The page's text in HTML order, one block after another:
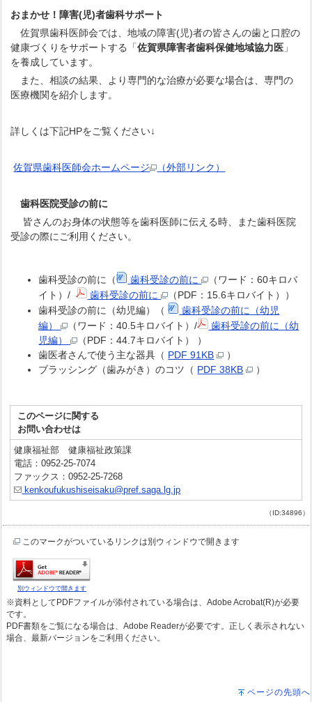
おまかせ！障害(児)者歯科サポート
佐賀県歯科医師会では、地域の障害(児)者の皆さんの歯と口腔の
健康づくりをサポートする「佐賀県障害者歯科保健地域協力医 」
を養成しています。
また、相談の結果、より専門的な治療が必要な場合は、専門の
医療機関を紹介します。
詳しくは下記HPをご覧ください↓
佐賀県歯科医師会ホームページ （外部リンク）
歯科医院受診の前に
皆さんのお身体の状態等を歯科医師に伝える時、また歯科医院
受診の際にご利用ください。
歯科受診の前に（ 歯科受診の前に
（ワード：60キロバ
イト）/
歯科受診の前に
（PDF：15.6キロバイト））
歯科受診の前に（幼児編）（
歯科受診の前に（幼児
編）
（ワード：40.5キロバイト）/
歯科受診の前に（幼
児編）
（PDF：44.7キロバイト） ）
歯医者さんで使う主な器具（ PDF 91KB
）
ブラッシング（歯みがき）のコツ（ PDF 38KB ）
このページに関する
お問い合わせは
健康福祉部 健康福祉政策課
電話：0952-25-7074
ファックス：0952-25-7268
kenkoufukushiseisaku@pref.saga.lg.jp
（ID:34896）
このマークがついているリンクは別ウィンドウで開きます
別ウィンドウで開きます
※資料としてPDFファイルが添付されている場合は、Adobe Acrobat(R)が必要
です。
PDF書類をご覧になる場合は、Adobe Readerが必要です。正しく表示されない
場合、最新バージョンをご利用ください。
ページの先頭へ